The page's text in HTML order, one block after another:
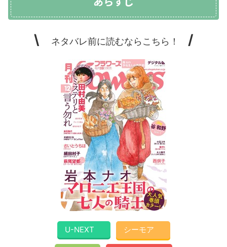
\ ネタバレ前に読むならこちら！ /
U-NEXT シーモア